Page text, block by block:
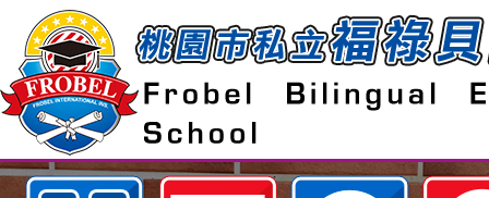
歡迎參觀：桃園市私立福祿貝爾雙